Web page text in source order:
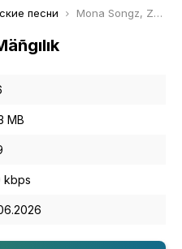
песни Mona Songz, ZAQ - Mäñgılık
MB
kbps